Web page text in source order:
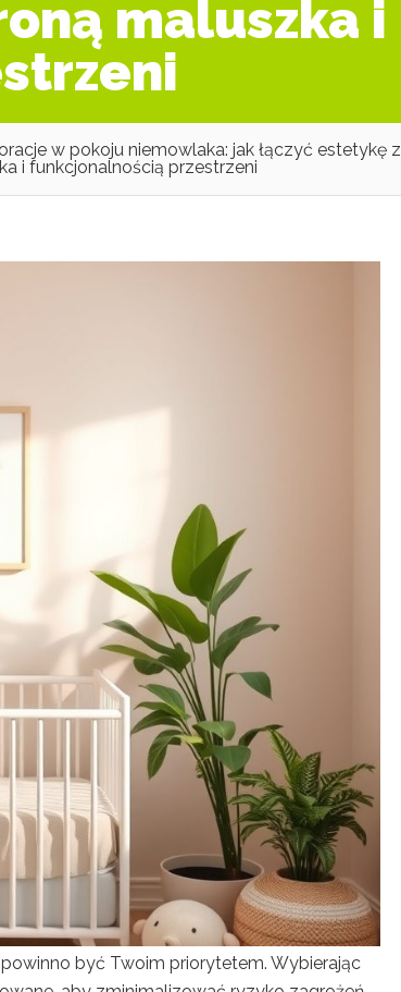
maluszka i
w pokoju niemowlaka: jak łączyć estetykę z
i funkcjonalnością przestrzeni
być Twoim priorytetem. Wybierając